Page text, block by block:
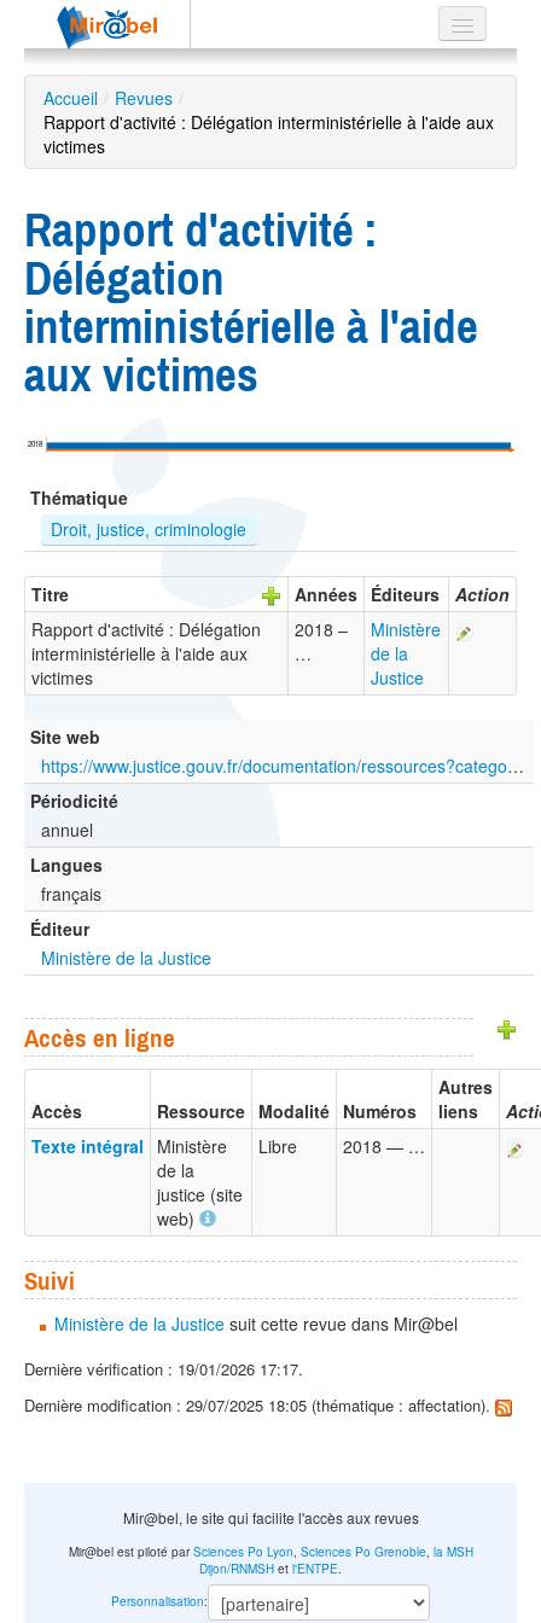
Le réseau
Soutien
Listes
Recherche
avancée
ES
Accueil / Revues /
Rapport d'activité : Délégation interministérielle à l'aide aux
victimes
Rapport d'activité :
Délégation
interministérielle à l'aide
aux victimes
2018
Thématique
Droit, justice, criminologie
Titre Années Éditeurs
Action
Rapport d'activité : Délégation
interministérielle à l'aide aux
victimes
2018 –
…
Ministère
de la
Justice
Site web
https://www.justice.gouv.fr/documentation/ressources?categories%5B0%5D=397&items_per_page=10&page=0
Périodicité
annuel
Langues
français
Éditeur
Ministère de la Justice
Accès en ligne
Accès Ressource Modalité Numéros
Autres
liens
Texte intégral
Ministère
de la
justice (site
web)
Libre 2018 — …
Suivi
Ministère de la Justice suit cette revue dans Mir@bel
Dernière vérification : 19/01/2026 17:17.
Dernière modification : 29/07/2025 18:05 (thématique : affectation).
Mir@bel, le site qui facilite l'accès aux revues
Mir@bel est piloté parSciences Po Lyon, Sciences Po Grenoble, la MSH
Dijon/RNMSH et l'ENTPE.
Personnalisation: